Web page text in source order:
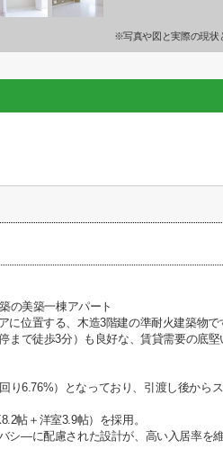
※写真や図と実際の現状
の美築一棟アパート
に位置する、木造3階建の準耐火建築物
まで徒歩3分）も良好な、賃貸需要の底
り6.76%）となっており、引渡し後から
帖＋洋室3.9帖）を採用。
シ―に配慮された設計が、高い入居率を